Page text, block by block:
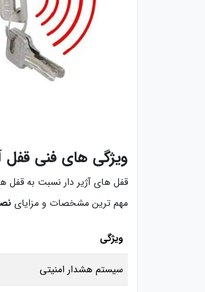
ویژگی های فنی قفل
قفل های آژیر دار نسبت به قفل
مهم ترین مشخصات و مزایای
ویژگی
سیستم هشدار امنیتی